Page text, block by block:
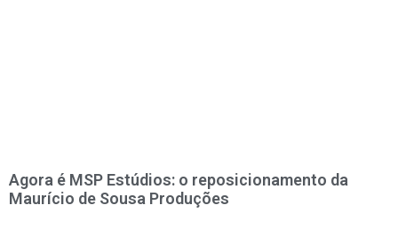
Agora é MSP Estúdios: o reposicionamento da
Maurício de Sousa Produções